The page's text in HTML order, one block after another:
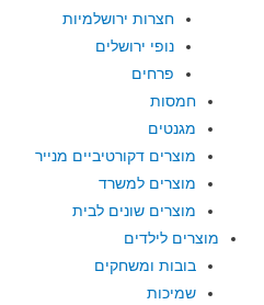
חצרות ירושלמיות
נופי ירושלים
פרחים
חמסות
מגנטים
מוצרים דקורטיביים מנייר
מוצרים למשרד
מוצרים שונים לבית
מוצרים לילדים
בובות ומשחקים
שמיכות